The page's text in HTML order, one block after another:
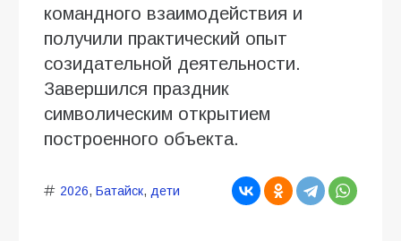
командного взаимодействия и
получили практический опыт
созидательной деятельности.
Завершился праздник
символическим открытием
построенного объекта.
2026, Батайск, дети